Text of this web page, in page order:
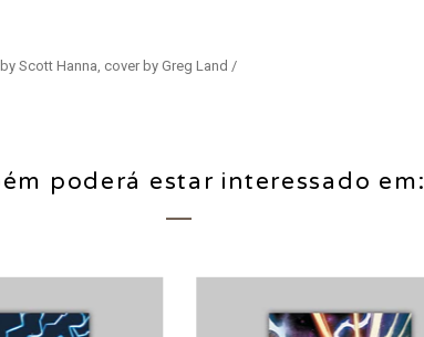
Scott Hanna, cover by Greg Land /
poderá estar interessado em: